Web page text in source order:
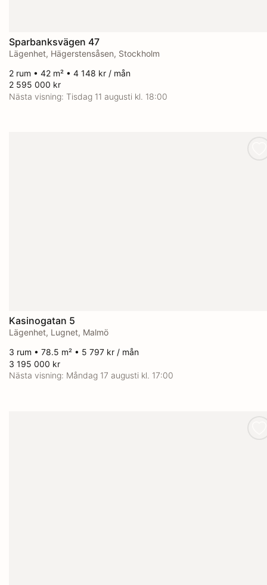
Sparbanksvägen 47
Lägenhet, Hägerstensåsen, Stockholm
2 rum • 42 m² • 4 148 kr / mån
2 595 000 kr
Nästa visning: Tisdag 11 augusti kl. 18:00
Kasinogatan 5
Lägenhet, Lugnet, Malmö
3 rum • 78.5 m² • 5 797 kr / mån
3 195 000 kr
Nästa visning: Måndag 17 augusti kl. 17:00